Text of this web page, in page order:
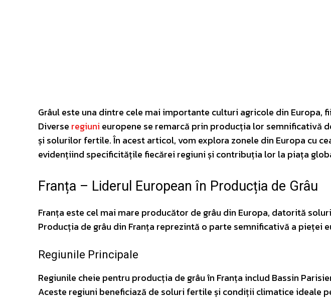
Grâul este una dintre cele mai importante culturi agricole din Europa,
Diverse regiuni europene se remarcă prin producția lor semnificativă
și solurilor fertile. În acest articol, vom explora zonele din Europa cu
evidențiind specificitățile fiecărei regiuni și contribuția lor la piața
Franța – Liderul European în Producția de Grâu
Franța este cel mai mare producător de grâu din Europa, datorită
Producția de grâu din Franța reprezintă o parte semnificativă a pieței
Regiunile Principale
Regiunile cheie pentru producția de grâu în Franța includ Bassin
Aceste regiuni beneficiază de soluri fertile și condiții climatice ideale